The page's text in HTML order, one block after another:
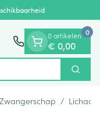
Zoek
0 artikelen
€ 0,00
0
Zwangerschap /